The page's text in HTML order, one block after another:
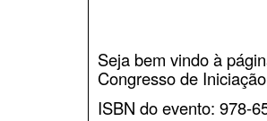
Seja bem vindo à
Congresso de
ISBN do evento: 978-